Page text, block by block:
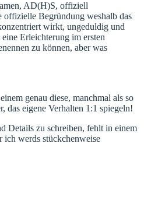
AD(H)S, offiziell
offizielle Begründung weshalb das
wirkt, ungeduldig und
Erleichterung im ersten
zu können, aber was
genau diese, manchmal als so
das eigene Verhalten 1:1 spiegeln!
Details zu schreiben, fehlt in einem
ich werds stückchenweise